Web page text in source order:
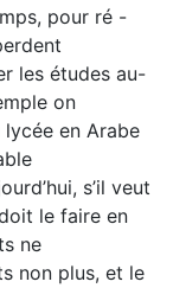
pour ré -
les études au-
on
en Arabe
s’il veut
le faire en
ne
non plus, et le